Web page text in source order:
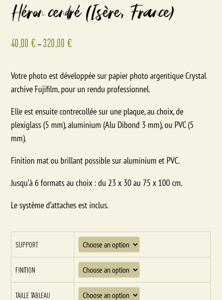
Héron cendré (Isère, France)
40,00 € –320,00 €
Votre photo est développée sur papier photo argentique Crystal
archive Fujifilm, pour un rendu professionnel.
Elle est ensuite contrecollée sur une plaque, au choix, de
plexiglass (5 mm), aluminium (Alu Dibond 3 mm), ou PVC (5
mm).
Finition mat ou brillant possible sur aluminium et PVC.
Jusqu’à 6 formats au choix : du 23 x 30 au 75 x 100 cm.
Le système d’attaches est inclus.
SUPPORT
FINITION
TAILLE TABLEAU